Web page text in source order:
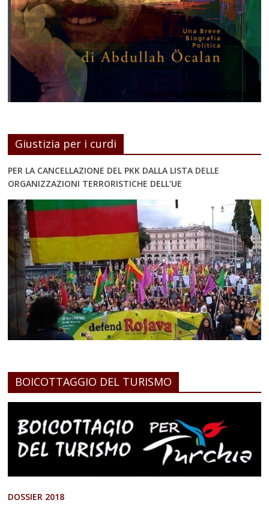
Giustizia per i curdi
PER LA CANCELLAZIONE DEL PKK DALLA LISTA DELLE
ORGANIZZAZIONI TERRORISTICHE DELL’UE
BOICOTTAGGIO DEL TURISMO
DOSSIER 2018